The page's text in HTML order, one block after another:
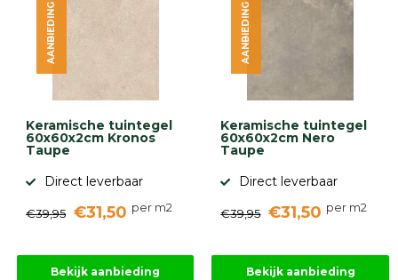
Keramische tuintegel
60x60x2cm Kronos
Taupe
Direct leverbaar
€39,95 €31,50 per m2
AANBIEDING
Bekijk aanbieding
Keramische tuintegel
60x60x2cm Nero
Taupe
Direct leverbaar
€39,95 €31,50 per m2
AANBIEDING
Bekijk aanbieding